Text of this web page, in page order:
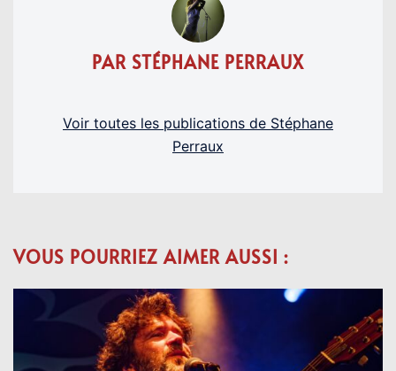
PAR STÉPHANE PERRAUX
Voir toutes les publications de Stéphane
Perraux
VOUS POURRIEZ AIMER AUSSI :